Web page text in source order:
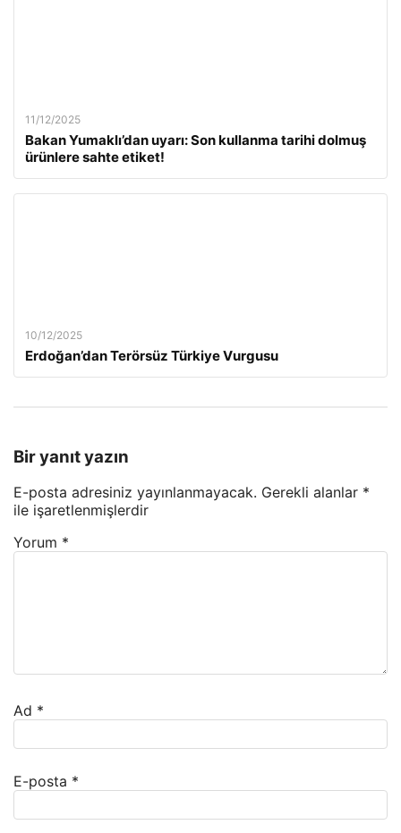
11/12/2025
Bakan Yumaklı’dan uyarı: Son kullanma tarihi dolmuş
ürünlere sahte etiket!
10/12/2025
Erdoğan’dan Terörsüz Türkiye Vurgusu
Bir yanıt yazın
E-posta adresiniz yayınlanmayacak. Gerekli alanlar *
ile işaretlenmişlerdir
Yorum *
Ad *
E-posta *